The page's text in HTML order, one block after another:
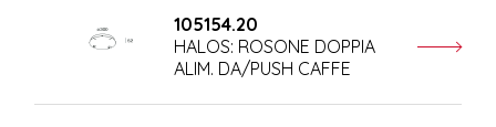
105154.20
HALOS: ROSONE DOPPIA
ALIM. DA/PUSH CAFFE